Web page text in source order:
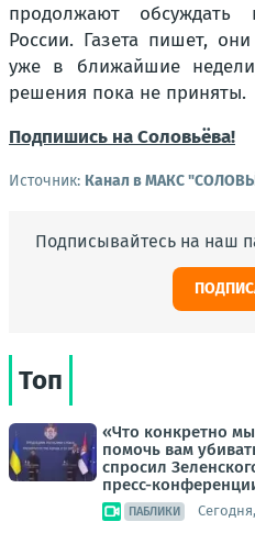
продолжают
России. Газета пишет,
уже в ближайшие
решения пока не приняты.
Подпишись на Соловьёва!
Источник: Канал в МАКС
Подписывайтесь на наш
Топ
«Что конкретно
помочь вам
спросил
пресс-
ПАБЛИКИ